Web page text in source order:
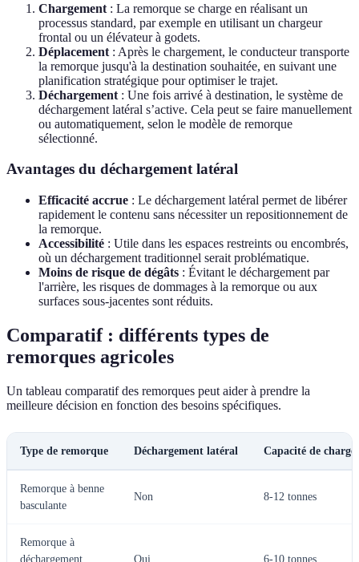
Chargement : La remorque se charge en réalisant un
processus standard, par exemple en utilisant un chargeur
frontal ou un élévateur à godets.
Déplacement : Après le chargement, le conducteur transporte
la remorque jusqu'à la destination souhaitée, en suivant une
planification stratégique pour optimiser le trajet.
Déchargement : Une fois arrivé à destination, le système de
déchargement latéral s’active. Cela peut se faire manuellement
ou automatiquement, selon le modèle de remorque
sélectionné.
Avantages du déchargement latéral
Efficacité accrue : Le déchargement latéral permet de libérer
rapidement le contenu sans nécessiter un repositionnement de
la remorque.
Accessibilité : Utile dans les espaces restreints ou encombrés,
où un déchargement traditionnel serait problématique.
Moins de risque de dégâts : Évitant le déchargement par
l'arrière, les risques de dommages à la remorque ou aux
surfaces sous-jacentes sont réduits.
Comparatif : différents types de
remorques agricoles
Un tableau comparatif des remorques peut aider à prendre la
meilleure décision en fonction des besoins spécifiques.
Type de remorque Déchargement latéral Capacité de charge
Remorque à benne
basculante
Non 8-12 tonnes
Remorque à
déchargement
Oui 6-10 tonnes